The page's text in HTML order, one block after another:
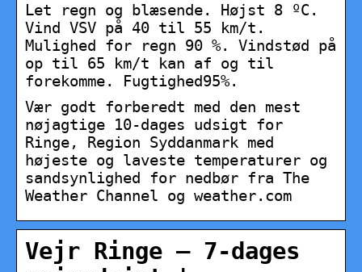
Let regn og blæsende. Højst 8 ºC.
Vind VSV på 40 til 55 km/t.
Mulighed for regn 90 %. Vindstød på
op til 65 km/t kan af og til
forekomme. Fugtighed95%.
Vær godt forberedt med den mest
nøjagtige 10-dages udsigt for
Ringe, Region Syddanmark med
højeste og laveste temperaturer og
sandsynlighed for nedbør fra The
Weather Channel og weather.com
Vejr Ringe – 7-dages